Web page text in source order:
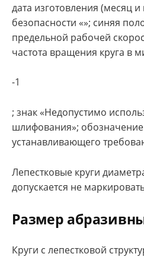
дата изготовления (месяц и
безопасности «»; синяя
предельной рабочей
частота вращения круга в
-1
; знак «Недопустимо
шлифования»; обозначение
устанавливающего
Лепестковые круги
допускается не
Размер
Круги с лепестковой